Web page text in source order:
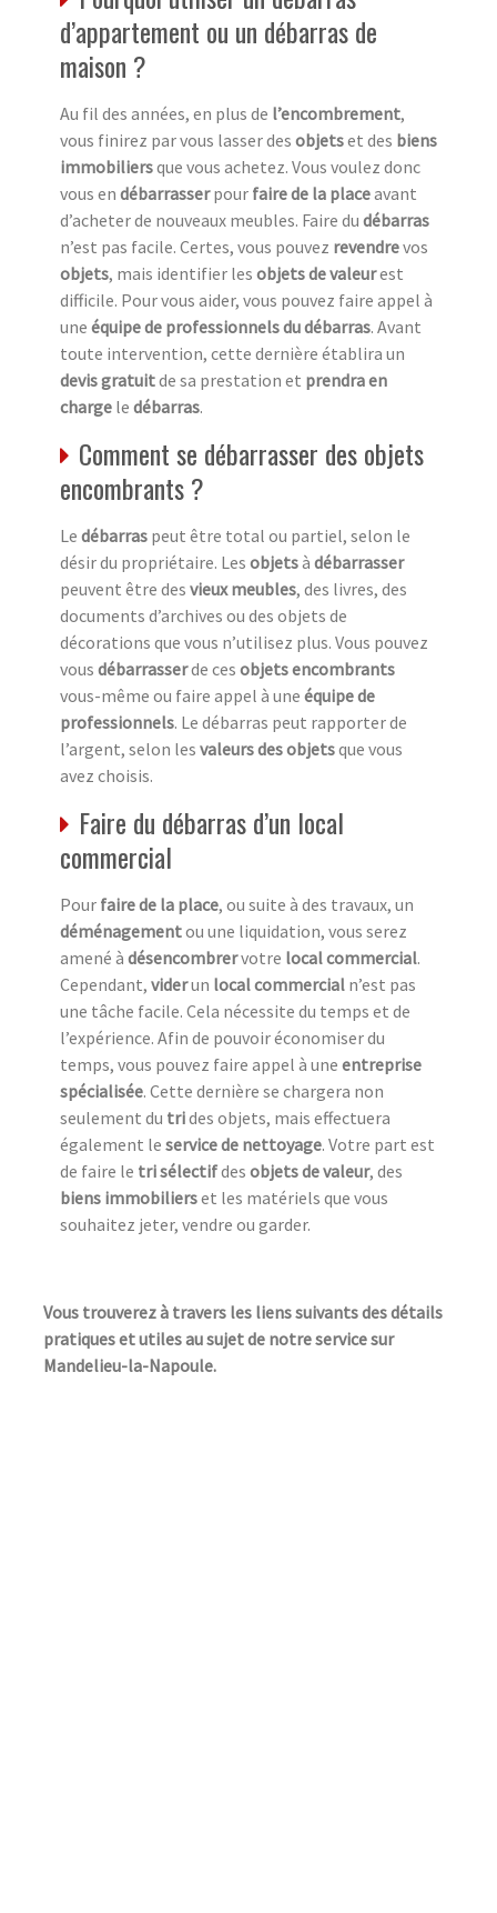
d’appartement ou un débarras de
maison ?
Au fil des années, en plus de l’encombrement,
vous finirez par vous lasser des objetset des biens
immobiliersque vous achetez. Vous voulez donc
vous en débarrasserpour faire de la placeavant
d’acheter de nouveaux meubles. Faire du débarras
n’est pas facile. Certes, vous pouvez revendrevos
objets, mais identifier les objets de valeurest
difficile. Pour vous aider, vous pouvez faire appel à
une équipe de professionnels du débarras. Avant
toute intervention, cette dernière établira un
devis gratuitde sa prestation et prendra en
charge le débarras.
Comment se débarrasser des objets
encombrants ?
Le débarras peut être total ou partiel, selon le
désir du propriétaire. Les objetsà débarrasser
peuvent être des vieux meubles, des livres, des
documents d’archives ou des objets de
décorations que vous n’utilisez plus. Vous pouvez
vous débarrasserde ces objets encombrants
vous-même ou faire appel à une équipe de
professionnels. Le débarras peut rapporter de
l’argent, selon les valeurs des objetsque vous
avez choisis.
Faire du débarras d’un local
commercial
Pour faire de la place, ou suite à des travaux, un
déménagementou une liquidation, vous serez
amené à désencombrervotre local commercial.
Cependant, viderun local commercial n’est pas
une tâche facile. Cela nécessite du temps et de
l’expérience. Afin de pouvoir économiser du
temps, vous pouvez faire appel à une entreprise
spécialisée. Cette dernière se chargera non
seulement du trides objets, mais effectuera
également le service de nettoyage. Votre part est
de faire le tri sélectifdes objets de valeur, des
biens immobilierset les matériels que vous
souhaitez jeter, vendre ou garder.
Vous trouverez à travers les liens suivants des détails
pratiques et utiles au sujet de notre service sur
Mandelieu-la-Napoule.